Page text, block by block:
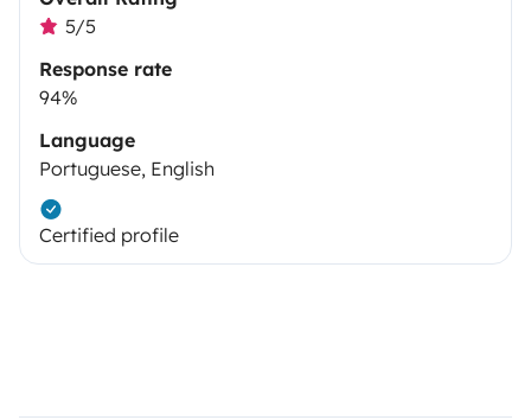
5/5
Response rate
94%
Language
Portuguese, English
Certified profile